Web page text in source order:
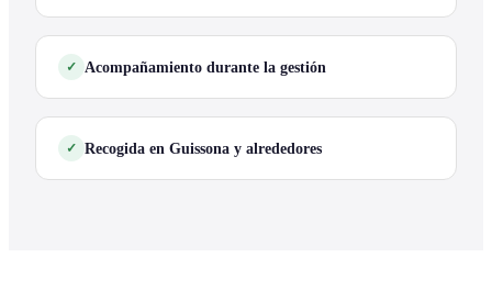
Acompañamiento durante la gestión
Recogida en Guissona y alrededores